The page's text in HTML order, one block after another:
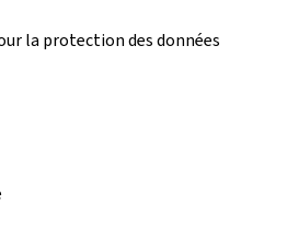
la protection des données